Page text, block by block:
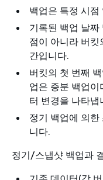
백업은 특정 시점
기록된 백업 날짜
점이 아니라 버킷
간입니다.
버킷의 첫 번째
업은 증분 백업이
터 변경을 나타냅
정기 백업에 의한
니다.
정기/스냅샷 백업과